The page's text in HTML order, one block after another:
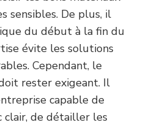
sensibles. De plus, il
du début à la fin du
évite les solutions
Cependant, le
rester exigeant. Il
capable de
clair, de détailler les